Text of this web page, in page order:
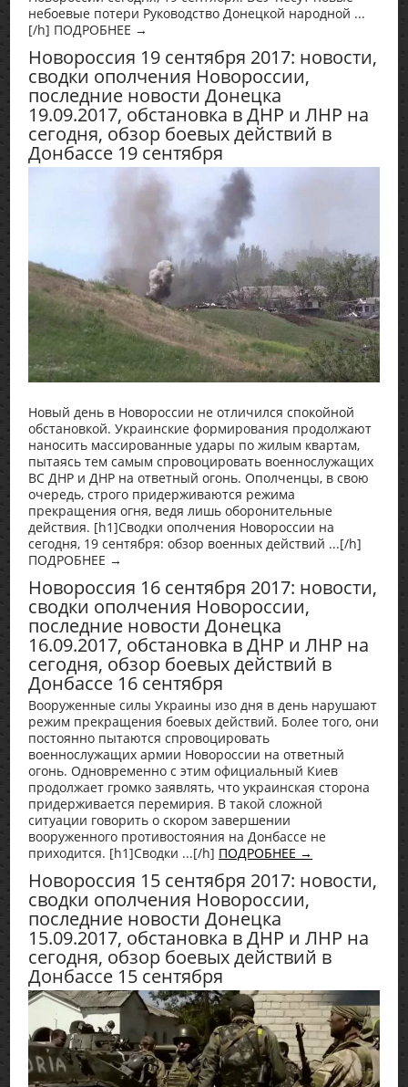
небоевые потери Руководство Донецкой народной ...
[/h] ПОДРОБНЕЕ →
Новороссия 19 сентября 2017: новости,
сводки ополчения Новороссии,
последние новости Донецка
19.09.2017, обстановка в ДНР и ЛНР на
сегодня, обзор боевых действий в
Донбассе 19 сентября
Новый день в Новороссии не отличился спокойной
обстановкой. Украинские формирования продолжают
наносить массированные удары по жилым квартам,
пытаясь тем самым спровоцировать военнослужащих
ВС ДНР и ДНР на ответный огонь. Ополченцы, в свою
очередь, строго придерживаются режима
прекращения огня, ведя лишь оборонительные
действия. [h1]Сводки ополчения Новороссии на
сегодня, 19 сентября: обзор военных действий ...[/h]
ПОДРОБНЕЕ →
Новороссия 16 сентября 2017: новости,
сводки ополчения Новороссии,
последние новости Донецка
16.09.2017, обстановка в ДНР и ЛНР на
сегодня, обзор боевых действий в
Донбассе 16 сентября
Вооруженные силы Украины изо дня в день нарушают
режим прекращения боевых действий. Более того, они
постоянно пытаются спровоцировать
военнослужащих армии Новороссии на ответный
огонь. Одновременно с этим официальный Киев
продолжает громко заявлять, что украинская сторона
придерживается перемирия. В такой сложной
ситуации говорить о скором завершении
вооруженного противостояния на Донбассе не
приходится. [h1]Сводки ...[/h] ПОДРОБНЕЕ →
Новороссия 15 сентября 2017: новости,
сводки ополчения Новороссии,
последние новости Донецка
15.09.2017, обстановка в ДНР и ЛНР на
сегодня, обзор боевых действий в
Донбассе 15 сентября